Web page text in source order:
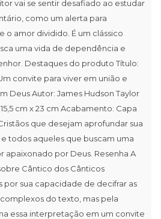
vai se sentir desafiado ao estudar
como um alerta para
o amor dividido. É um clássico
uma vida de dependência e
Destaques do produto Título:
convite para viver em união e
Deus Autor: James Hudson Taylor
15,5 cm x 23 cm Acabamento: Capa
que desejam aprofundar sua
todos aqueles que buscam uma
apaixonado por Deus. Resenha A
Cântico dos Cânticos
por sua capacidade de decifrar as
do texto, mas pela
essa interpretação em um convite